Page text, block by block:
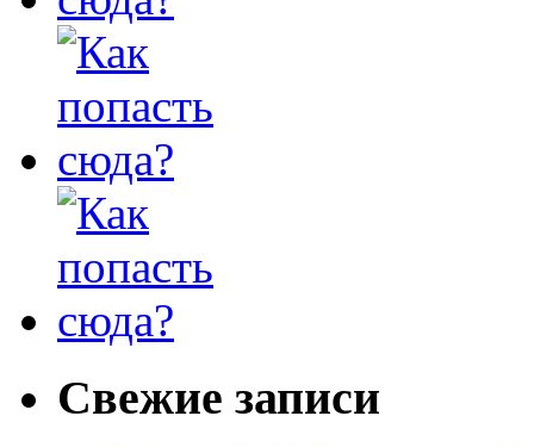
Свежие записи